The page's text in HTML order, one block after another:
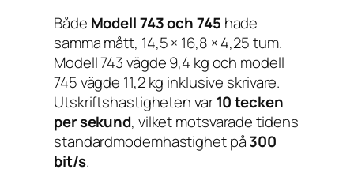
Både Modell 743 och 745 hade
samma mått, 14,5 × 16,8 × 4,25 tum.
Modell 743 vägde 9,4 kg och modell
745 vägde 11,2 kg inklusive skrivare.
Utskriftshastigheten var10 tecken
per sekund, vilket motsvarade tidens
standardmodemhastighet på300
bit/s.